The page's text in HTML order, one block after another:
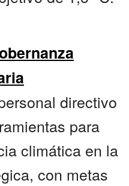
directivo
para
climática en la
con metas